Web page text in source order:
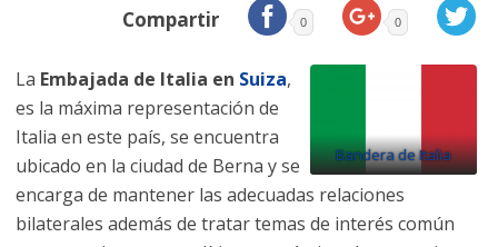
Compartir 0 0
Bandera de Italia
La Embajada de Italia en Suiza,
es la máxima representación de
Italia en este país, se encuentra
ubicado en la ciudad de Berna y se
encarga de mantener las adecuadas relaciones
bilaterales además de tratar temas de interés común